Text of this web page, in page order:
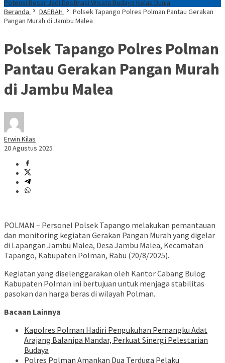
Potensi Besar Jadi Destinasi Wisata Budaya Kelas Dunia
Beranda
DAERAH
Polsek Tapango Polres Polman Pantau Gerakan
Pangan Murah di Jambu Malea
Polsek Tapango Polres Polman
Pantau Gerakan Pangan Murah
di Jambu Malea
Erwin Kilas
20 Agustus 2025
POLMAN – Personel Polsek Tapango melakukan pemantauan
dan monitoring kegiatan Gerakan Pangan Murah yang digelar
di Lapangan Jambu Malea, Desa Jambu Malea, Kecamatan
Tapango, Kabupaten Polman, Rabu (20/8/2025).
Kegiatan yang diselenggarakan oleh Kantor Cabang Bulog
Kabupaten Polman ini bertujuan untuk menjaga stabilitas
pasokan dan harga beras di wilayah Polman.
Bacaan Lainnya
Kapolres Polman Hadiri Pengukuhan Pemangku Adat
Arajang Balanipa Mandar, Perkuat Sinergi Pelestarian
Budaya
Polres Polman Amankan Dua Terduga Pelaku